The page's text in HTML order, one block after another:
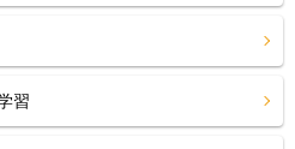
習